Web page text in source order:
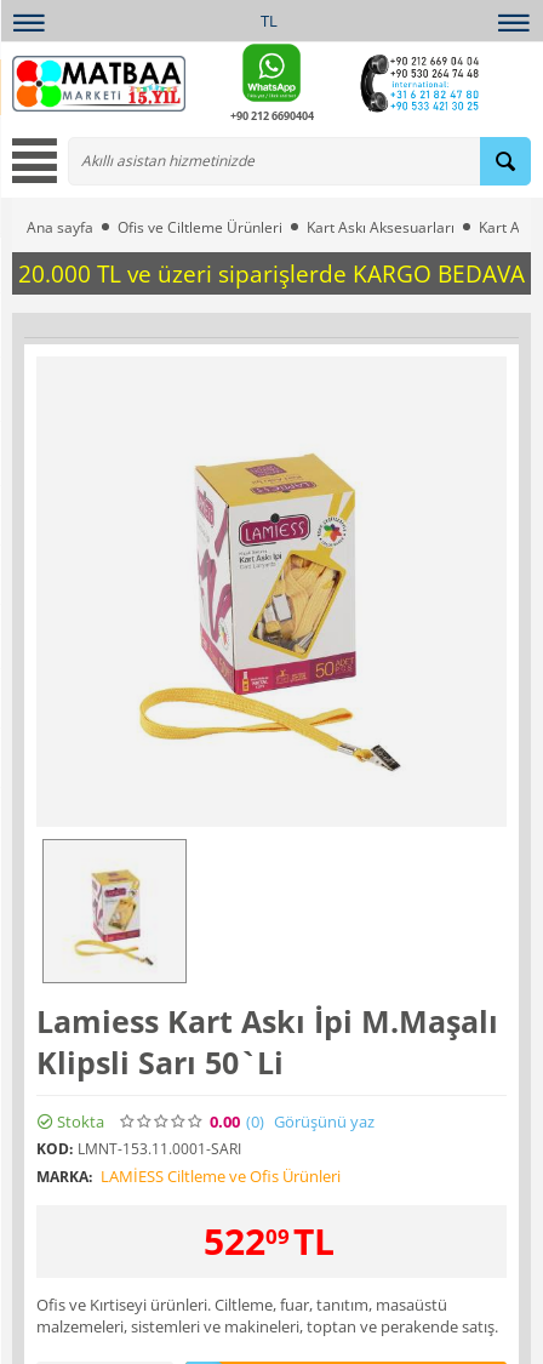
TL
+90 212 6690404
Ana sayfa Ofis ve Ciltleme Ürünleri Kart Askı Aksesuarları Kart
20.000 TL ve üzeri siparişlerde KARGO BEDAVA
Lamiess Kart Askı İpi M.Maşalı
Klipsli Sarı 50`Li
Stokta 0.00 (0) Görüşünü yaz
KOD: LMNT-153.11.0001-SARI
MARKA: LAMİESS Ciltleme ve Ofis Ürünleri
52209TL
Ofis ve Kırtiseyi ürünleri. Ciltleme, fuar, tanıtım, masaüstü
malzemeleri, sistemleri ve makineleri, toptan ve perakende satış.